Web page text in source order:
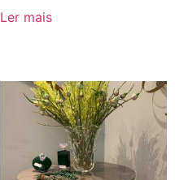
Ler mais